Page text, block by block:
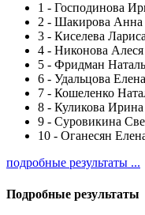
1 - Господинова
2 - Шакирова Анна
3 - Киселева
4 - Никонова
5 - Фридман
6 - Удальцова
7 - Кошеленко
8 - Куликова
9 - Суровикина
10 - Оганесян
подробные результаты ...
Подробные результаты